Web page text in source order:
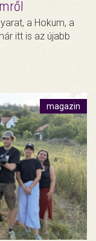
a Hokum, a
itt is az újabb
magazin